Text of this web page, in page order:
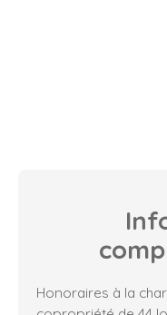
Honoraires à la